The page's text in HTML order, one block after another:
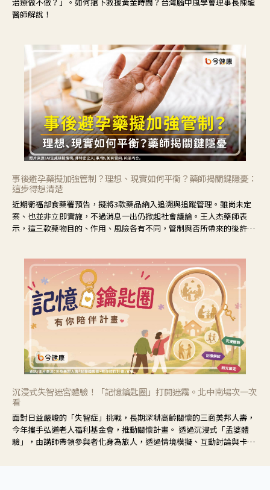
醫師解說！
事後避孕藥擬加強管制？理想、現實如何平衡？藥師揭關鍵隱憂：
這步得想清楚
近期衛福部食藥署預告，擬將3款藥品納入追溯與追蹤管理。雖尚未定
案、也並非立即實施，不過消息一出仍掀起社會議論。王人杰藥師表
示，這三款藥物目的、作用、風險各有不同，管制與否所帶來的後許影
沉浸式失智迷宮體驗！「記憶鑰匙圈」打開迷霧。北中南場次一次
看
面對日益嚴峻的「失智症」挑戰，長期深耕高齡關懷的三商美邦人壽，
今年攜手弘道老人福利基金會，推動關懷計畫。 透過沉浸式「孟婆體
驗」，由講師帶領參與者化身為旅人，透過情境模擬、互動討論與卡牌